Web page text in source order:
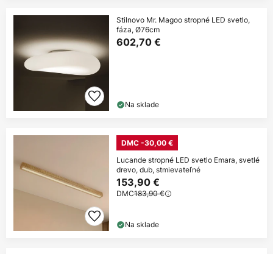
Stilnovo Mr. Magoo stropné LED svetlo,
fáza, Ø76cm
602,70 €
Na sklade
DMC -30,00 €
Lucande stropné LED svetlo Emara, svetlé
drevo, dub, stmievateľné
153,90 €
DMC183,90 €
Na sklade